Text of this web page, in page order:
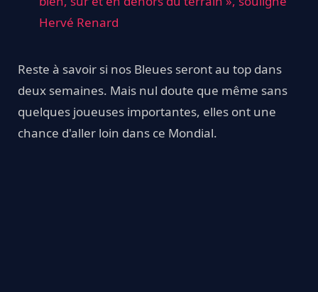
Hervé Renard
Reste à savoir si nos Bleues seront au top dans
deux semaines. Mais nul doute que même sans
quelques joueuses importantes, elles ont une
chance d'aller loin dans ce Mondial.